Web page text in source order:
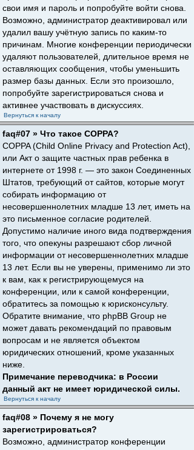
свои имя и пароль и попробуйте войти снова.
Возможно, администратор деактивировал или
удалил вашу учётную запись по каким-то
причинам. Многие конференции периодически
удаляют пользователей, длительное время не
оставляющих сообщения, чтобы уменьшить
размер базы данных. Если это произошло,
попробуйте зарегистрироваться снова и
активнее участвовать в дискуссиях.
Вернуться к началу
faq#07 » Что такое COPPA?
COPPA (Child Online Privacy and Protection Act),
или Акт о защите частных прав ребенка в
интернете от 1998 г. — это закон Соединенных
Штатов, требующий от сайтов, которые могут
собирать информацию от
несовершеннолетних младше 13 лет, иметь на
это письменное согласие родителей.
Допустимо наличие иного вида подтверждения
того, что опекуны разрешают сбор личной
информации от несовершеннолетних младше
13 лет. Если вы не уверены, применимо ли это
к вам, как к регистрирующемуся на
конференции, или к самой конференции,
обратитесь за помощью к юрисконсульту.
Обратите внимание, что phpBB Group не
может давать рекомендаций по правовым
вопросам и не является объектом
юридических отношений, кроме указанных
ниже.
Примечание переводчика: в России
данный акт не имеет юридической силы.
Вернуться к началу
faq#08 » Почему я не могу
зарегистрироваться?
Возможно, администратор конференции